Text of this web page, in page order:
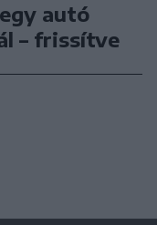
autó
– frissítve